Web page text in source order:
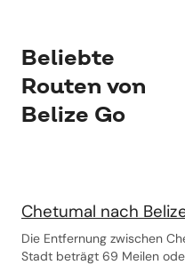
Beliebte
Routen von
Belize Go
Chetumal nach
Die Entfernung zwischen
Stadt beträgt 69 Meilen oder